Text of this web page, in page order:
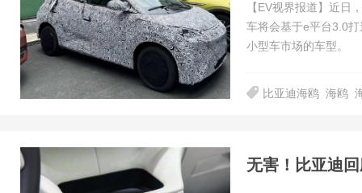
【EV视界报道】近日
车将会基于e平台3.0
小型车市场的车型。
比亚迪海鸥 海鸥
无害！比亚迪